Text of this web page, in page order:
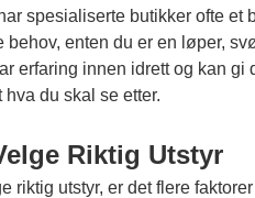
spesialiserte butikker ofte
enten du er en løper,
erfaring innen idrett og kan
du skal se etter.
Riktig Utstyr
riktig utstyr, er det flere